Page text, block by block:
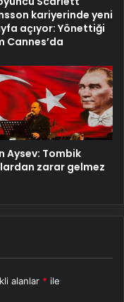
kariyerinde yeni
açıyor: Yönettiği
Cannes’da
Aysev: Tombik
zarar gelmez
alanlar * ile